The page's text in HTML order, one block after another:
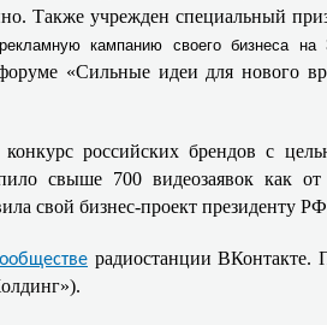
Также учрежден специальный
кампанию своего бизнеса
«Сильные идеи для нового
российских брендов с
свыше 700 видеозаявок как
свой бизнес-проект президенту
радиостанции
.